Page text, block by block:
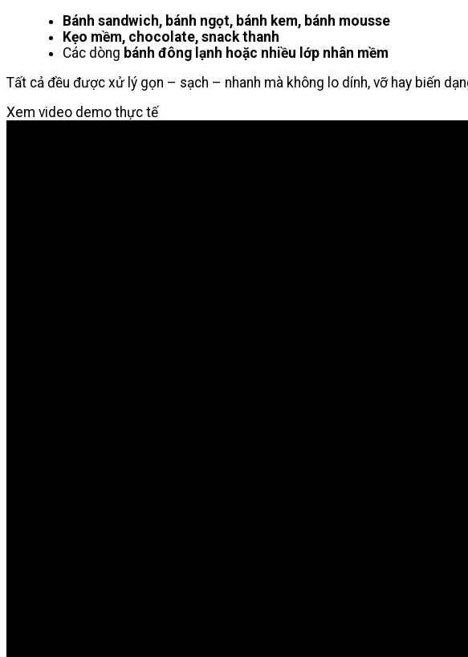
Bánh sandwich, bánh ngọt, bánh kem, bánh mousse
Kẹo mềm, chocolate, snack thanh
Các dòng bánh đông lạnh hoặc nhiều lớp nhân mềm
Tất cả đều được xử lý gọn – sạch – nhanh mà không lo dính, vỡ hay biến
Xem video demo thực tế